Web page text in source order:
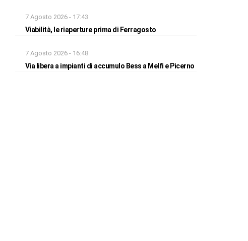
7 Agosto 2026 - 17:43
Viabilità, le riaperture prima di Ferragosto
7 Agosto 2026 - 16:48
Via libera a impianti di accumulo Bess a Melfi e Picerno